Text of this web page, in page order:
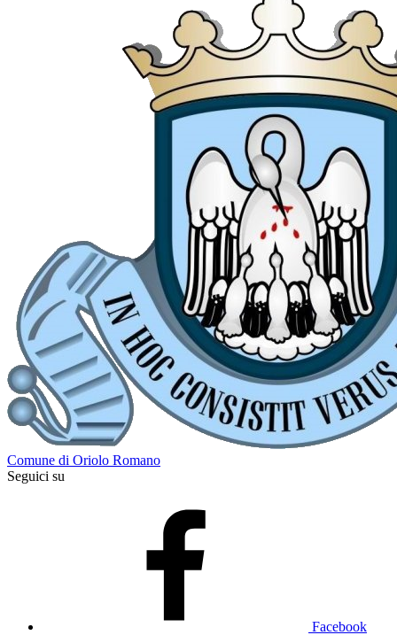
Comune di Oriolo Romano
Seguici su
Facebook